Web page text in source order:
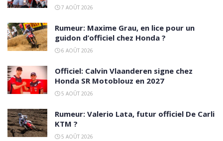
7 AOÛT 2026
Rumeur: Maxime Grau, en lice pour un
guidon d’officiel chez Honda ?
6 AOÛT 2026
Officiel: Calvin Vlaanderen signe chez
Honda SR Motoblouz en 2027
5 AOÛT 2026
Rumeur: Valerio Lata, futur officiel De Carli
KTM ?
5 AOÛT 2026